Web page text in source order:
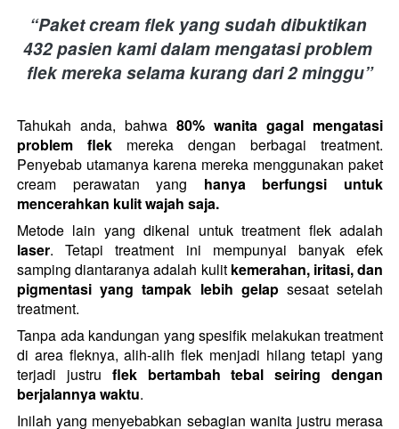
“Paket cream flek yang sudah dibuktikan
432 pasien kami dalam mengatasi problem
flek mereka selama kurang dari 2 minggu”
Tahukah anda, bahwa 80% wanita gagal mengatasi
problem flek mereka dengan berbagai treatment.
Penyebab utamanya karena mereka menggunakan paket
cream perawatan yang hanya berfungsi untuk
mencerahkan kulit wajah saja.
laser. Tetapi treatment ini mempunyai banyak efek
samping diantaranya adalah kulit kemerahan, iritasi, dan
pigmentasi yang tampak lebih gelap sesaat setelah
treatment.
Tanpa ada kandungan yang spesifik melakukan treatment
di area fleknya, alih-alih flek menjadi hilang tetapi yang
terjadi justru flek bertambah tebal seiring dengan
berjalannya waktu.